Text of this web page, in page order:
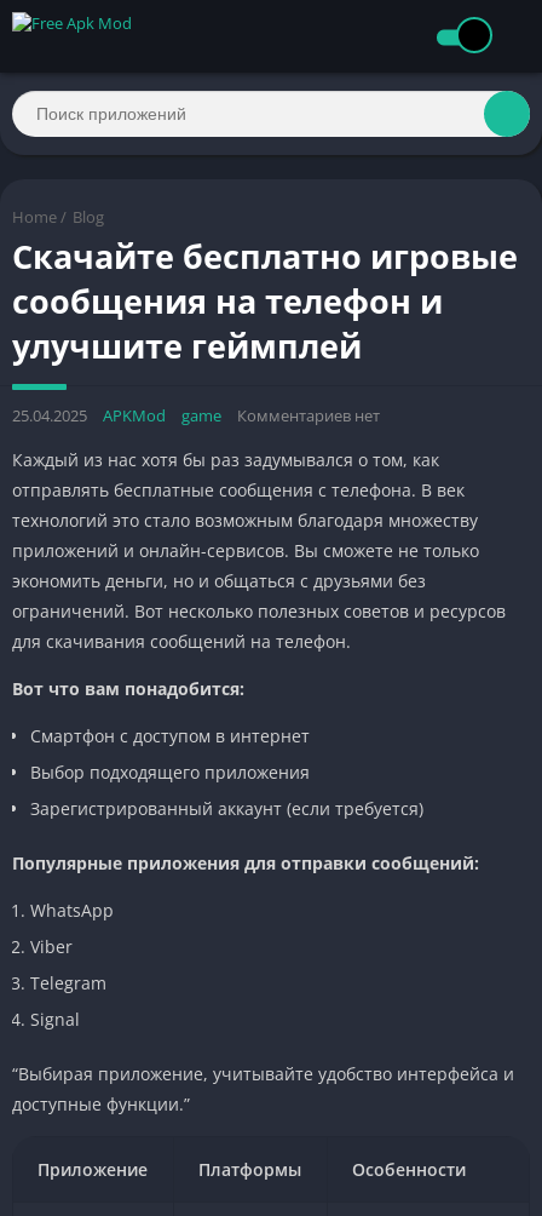
Home / Blog
Скачайте бесплатно игровые
сообщения на телефон и
улучшите геймплей
25.04.2025 APKMod game Комментариев нет
Каждый из нас хотя бы раз задумывался о том, как
отправлять бесплатные сообщения с телефона. В век
технологий это стало возможным благодаря множеству
приложений и онлайн-сервисов. Вы сможете не только
экономить деньги, но и общаться с друзьями без
ограничений. Вот несколько полезных советов и ресурсов
для скачивания сообщений на телефон.
Вот что вам понадобится:
Смартфон с доступом в интернет
Выбор подходящего приложения
Зарегистрированный аккаунт (если требуется)
Популярные приложения для отправки сообщений:
WhatsApp
Viber
Telegram
Signal
“Выбирая приложение, учитывайте удобство интерфейса и
доступные функции.”
Приложение Платформы Особенности